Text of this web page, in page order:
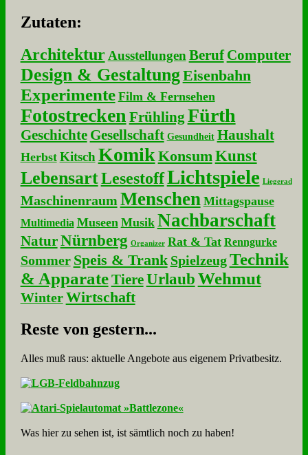
Zu­ta­ten:
Architektur Ausstellungen Beruf Computer
Design & GestaltungEisenbahn
Experimente Film & Fernsehen
Fotostrecken Frühling Fürth
Geschichte Gesellschaft Gesundheit Haushalt
Herbst Kitsch Komik KonsumKunst
LebensartLesestoffLichtspiele Liegerad
Maschinenraum Menschen Mittagspause
Multimedia Museen Musik Nachbarschaft
NaturNürnberg Organizer Rat & Tat Renngurke
Sommer Speis & Trank Spielzeug Technik
& Apparate Tiere UrlaubWehmut
Winter Wirtschaft
Re­ste von ge­stern...
Alles muß raus: aktuelle An­ge­bo­te aus eigenem Privatbesitz.
Was hier zu sehen ist, ist sämt­lich noch zu haben!